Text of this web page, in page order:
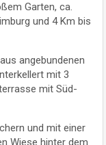
Garten, ca.
und 4 Km bis
angebundenen
mit 3
mit Süd-
und mit einer
Wiese hinter dem